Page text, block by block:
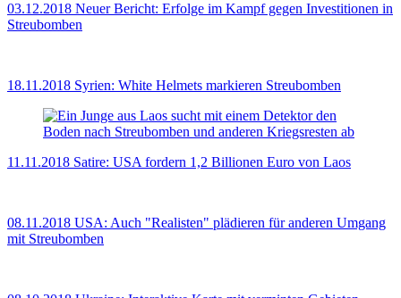
03.12.2018 Neuer Bericht: Erfolge im Kampf gegen Investitionen in
Streubomben
18.11.2018 Syrien: White Helmets markieren Streubomben
11.11.2018 Satire: USA fordern 1,2 Billionen Euro von Laos
08.11.2018 USA: Auch "Realisten" plädieren für anderen Umgang
mit Streubomben